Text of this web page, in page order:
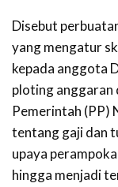
Disebut
yang mengatur
kepada anggota
ploting anggaran
Pemerintah (PP)
tentang gaji dan
upaya
hingga menjadi